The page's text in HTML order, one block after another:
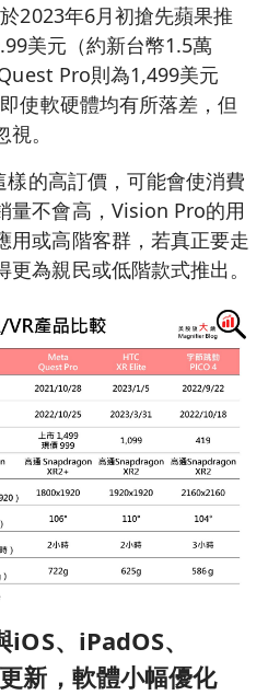
2023年6月初搶先蘋果推
美元（約新台幣1.5萬
Pro則為1,499美元
使軟硬體均有所落差，但
。
的高訂價，可能會使消費
量不會高，Vision Pro的用
用或高階客群，若真正要走
為親民或低階款式推出。
iOS、iPadOS、
新，軟體小幅優化